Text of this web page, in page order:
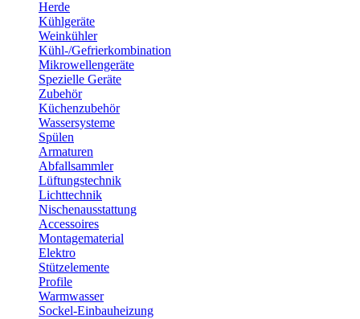
Herde
Kühlgeräte
Weinkühler
Kühl-/Gefrierkombination
Mikrowellengeräte
Spezielle Geräte
Zubehör
Küchenzubehör
Wassersysteme
Spülen
Armaturen
Abfallsammler
Lüftungstechnik
Lichttechnik
Nischenausstattung
Accessoires
Montagematerial
Elektro
Stützelemente
Profile
Warmwasser
Sockel-Einbauheizung